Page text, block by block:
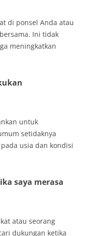
di ponsel Anda atau
Ini tidak
meningkatkan
untuk
setidaknya
usia dan kondisi
saya merasa
atau seorang
dukungan ketika